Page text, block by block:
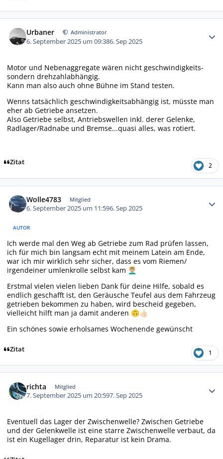
Urbaner Administrator
6. September 2025 um 09:386. Sep 2025
Motor und Nebenaggregate wären nicht geschwindigkeits-
sondern drehzahlabhängig.
Kann man also auch ohne Bühne im Stand testen.
Wenns tatsächlich geschwindigkeitsabhängig ist, müsste man
eher ab Getriebe ansetzen.
Also Getriebe selbst, Antriebswellen inkl. derer Gelenke,
Radlager/Radnabe und Bremse...quasi alles, was rotiert.
Zitat 2
Wolle4783 Mitglied
6. September 2025 um 11:596. Sep 2025
AUTOR
Ich werde mal den Weg ab Getriebe zum Rad prüfen lassen,
ich für mich bin langsam echt mit meinem Latein am Ende,
war ich mir wirklich sehr sicher, dass es vom Riemen/
irgendeiner umlenkrolle selbst kam 💆🏼‍♂️
Erstmal vielen vielen lieben Dank für deine Hilfe, sobald es
endlich geschafft ist, den Geräusche Teufel aus dem Fahrzeug
getrieben bekommen zu haben, wird bescheid gegeben,
vielleicht hilft man ja damit anderen 🙃👍🏻
Ein schönes sowie erholsames Wochenende gewünscht
Zitat 1
richta Mitglied
7. September 2025 um 20:597. Sep 2025
Eventuell das Lager der Zwischenwelle? Zwischen Getriebe
und der Gelenkwelle ist eine starre Zwischenwelle verbaut, da
ist ein Kugellager drin, Reparatur ist kein Drama.